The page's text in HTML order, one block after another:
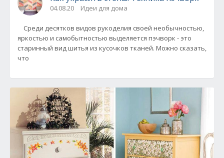
04.08.20 Идеи для дома
Среди десятков видов рукоделия своей необычностью,
яркостью и самобытностью выделяется пэчворк - это
старинный вид шитья из кусочков тканей. Можно сказать,
что